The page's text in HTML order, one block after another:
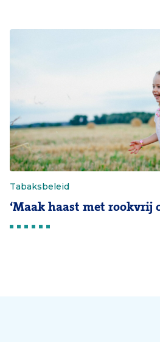
Tabaksbeleid
‘Maak haast met rookvrij